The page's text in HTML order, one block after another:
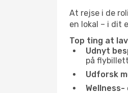
At rejse i de
en lokal – i dit
Top ting at
Udnyt
på
Udforsk
Wellness-